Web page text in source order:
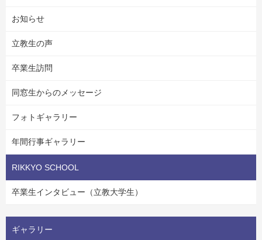
お知らせ
立教生の声
卒業生訪問
同窓生からのメッセージ
フォトギャラリー
年間行事ギャラリー
RIKKYO SCHOOL
卒業生インタビュー（立教大学生）
ギャラリー